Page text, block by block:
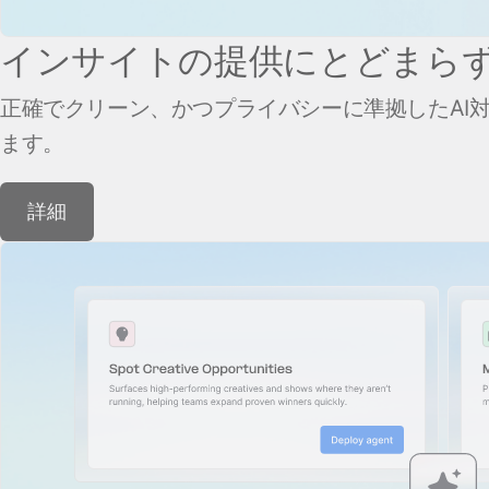
インサイトの提供にとどまら
正確でクリーン、かつプライバシーに準拠したAI
ます。
詳細